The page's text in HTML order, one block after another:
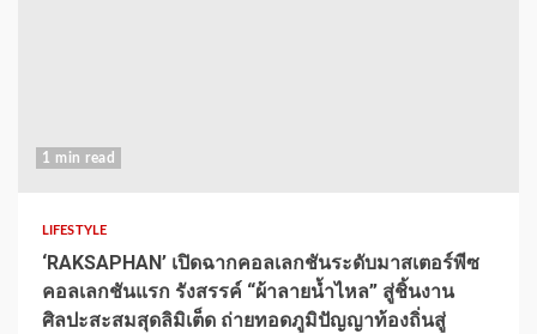
1 min read
LIFESTYLE
‘RAKSAPHAN’ เปิดฉากคอลเลกชันระดับมาสเตอร์พีซ
คอลเลกชันแรก รังสรรค์ “ผ้าลายน้ำไหล” สู่ชิ้นงาน
ศิลปะสะสมสุดลิมิเต็ด ถ่ายทอดภูมิปัญญาท้องถิ่นสู่